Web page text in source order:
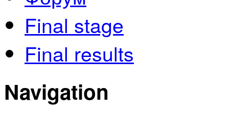
Final stage
Final results
Navigation